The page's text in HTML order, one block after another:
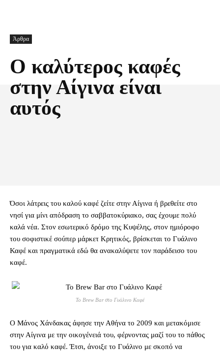
Άρθρα
Ο καλύτερος καφές
στην Αίγινα είναι
αυτός
Όσοι λάτρεις του καλού καφέ ζείτε στην Αίγινα ή βρεθείτε στο
νησί για μίνι απόδραση το σαββατοκύριακο, σας έχουμε πολύ
καλά νέα. Στον εσωτερικό δρόμο της Κυψέλης, στον ημιόροφο
του σοφιστικέ σούπερ μάρκετ Κρητικός, βρίσκεται το Γυάλινο
Καφέ και πραγματικά εδώ θα ανακαλύψετε τον παράδεισο του
καφέ.
Το Brew Bar στο Γυάλινο Καφέ
Ο Μάνος Χάνδακας άφησε την Αθήνα το 2009 και μετακόμισε
στην Αίγινα με την οικογένειά του, φέρνοντας μαζί του το πάθος
του για καλό καφέ. Έτσι, άνοιξε το Γυάλινο με σκοπό να